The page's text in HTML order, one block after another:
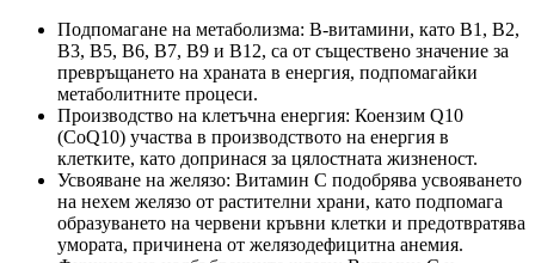
Подпомагане на метаболизма: B-витамини, като B1, B2,
B3, B5, B6, B7, B9 и B12, са от съществено значение за
превръщането на храната в енергия, подпомагайки
метаболитните процеси.
Производство на клетъчна енергия: Коензим Q10
(CoQ10) участва в производството на енергия в
клетките, като допринася за цялостната жизненост.
Усвояване на желязо: Витамин С подобрява усвояването
на нехем желязо от растителни храни, като подпомага
образуването на червени кръвни клетки и предотвратява
умората, причинена от желязодефицитна анемия.